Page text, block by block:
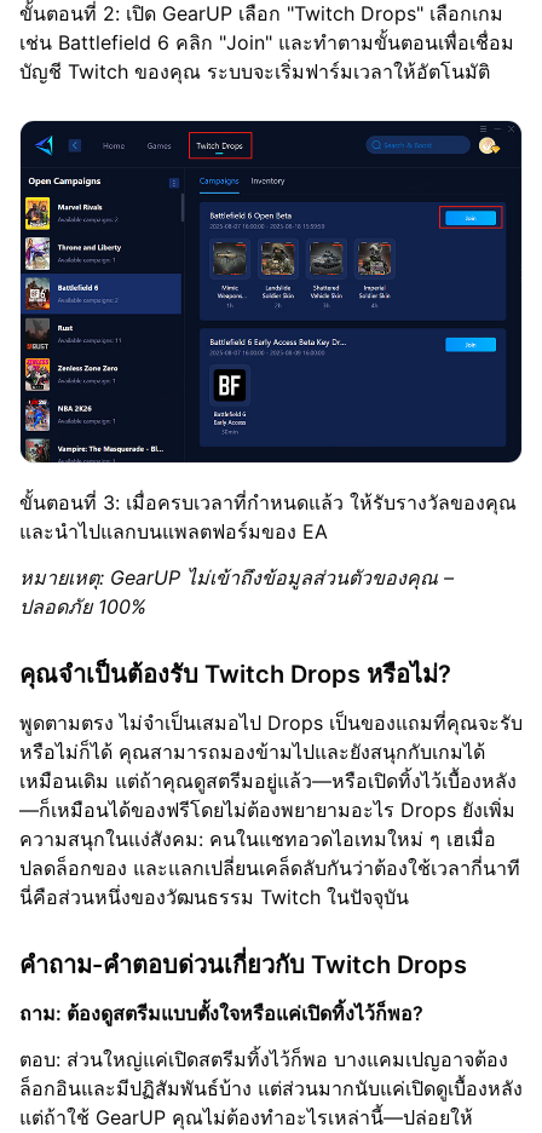
ขั้นตอนที่ 2: เปิด GearUP เลือก "Twitch Drops" เลือกเกม
เช่น Battlefield 6 คลิก "Join" และทำตามขั้นตอนเพื่อเชื่อม
บัญชี Twitch ของคุณ ระบบจะเริ่มฟาร์มเวลาให้อัตโนมัติ
ขั้นตอนที่ 3: เมื่อครบเวลาที่กำหนดแล้ว ให้รับรางวัลของคุณ
และนำไปแลกบนแพลตฟอร์มของ EA
หมายเหตุ: GearUP ไม่เข้าถึงข้อมูลส่วนตัวของคุณ –
ปลอดภัย 100%
คุณจำเป็นต้องรับ Twitch Drops หรือไม่?
พูดตามตรง ไม่จำเป็นเสมอไป Drops เป็นของแถมที่คุณจะรับ
หรือไม่ก็ได้ คุณสามารถมองข้ามไปและยังสนุกกับเกมได้
เหมือนเดิม แต่ถ้าคุณดูสตรีมอยู่แล้ว—หรือเปิดทิ้งไว้เบื้องหลัง
—ก็เหมือนได้ของฟรีโดยไม่ต้องพยายามอะไร Drops ยังเพิ่ม
ความสนุกในแง่สังคม: คนในแชทอวดไอเทมใหม่ ๆ เฮเมื่อ
ปลดล็อกของ และแลกเปลี่ยนเคล็ดลับกันว่าต้องใช้เวลากี่นาที
นี่คือส่วนหนึ่งของวัฒนธรรม Twitch ในปัจจุบัน
คำถาม-คำตอบด่วนเกี่ยวกับ Twitch Drops
ถาม: ต้องดูสตรีมแบบตั้งใจหรือแค่เปิดทิ้งไว้ก็พอ?
ตอบ: ส่วนใหญ่แค่เปิดสตรีมทิ้งไว้ก็พอ บางแคมเปญอาจต้อง
ล็อกอินและมีปฏิสัมพันธ์บ้าง แต่ส่วนมากนับแค่เปิดดูเบื้องหลัง
แต่ถ้าใช้ GearUP คุณไม่ต้องทำอะไรเหล่านี้—ปล่อยให้